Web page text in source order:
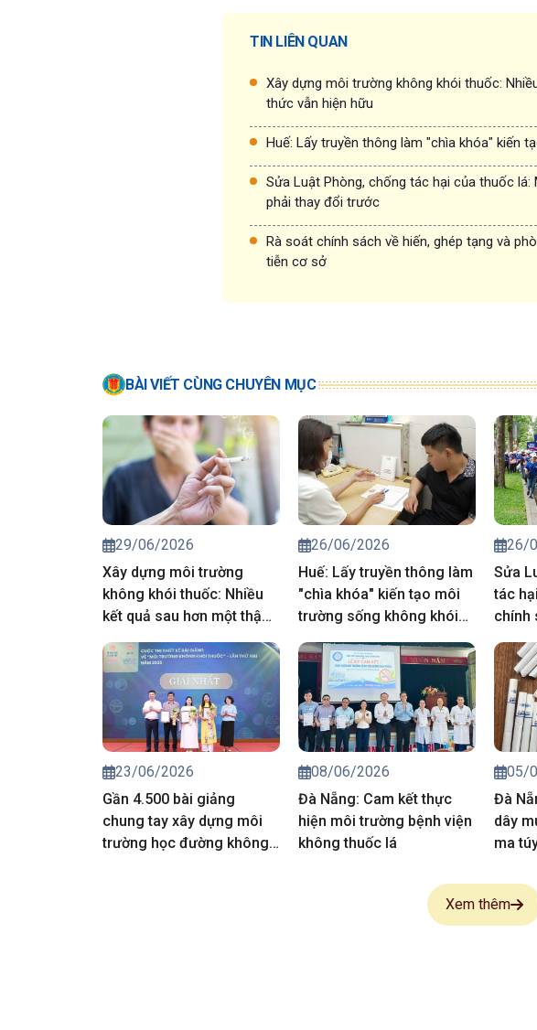
TIN LIÊN QUAN
Xây dựng môi trường không khói thuốc:
thức vẫn hiện hữu
Huế: Lấy truyền thông làm "chìa khóa" kiến
Sửa Luật Phòng, chống tác hại của thuốc
phải thay đổi trước
Rà soát chính sách về hiến, ghép tạng và
tiễn cơ sở
BÀI VIẾT CÙNG CHUYÊN MỤC
29/06/2026
Xây dựng môi trường
không khói thuốc: Nhiều
kết quả sau hơn một thập
kỷ, thách thức vẫn hiện
hữu
26/06/2026
Huế: Lấy truyền thông làm
"chìa khóa" kiến tạo môi
trường sống không khói
thuốc
26/
Sửa
tác
chính
thức
23/06/2026
Gần 4.500 bài giảng
chung tay xây dựng môi
trường học đường không
08/06/2026
Đà Nẵng: Cam kết thực
hiện môi trường bệnh viện
không thuốc lá
05/
Đà
dây
ma
Xem thêm